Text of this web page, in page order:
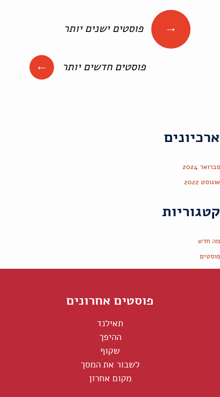
הפוסטים
→ פוסטים ישנים יותר
פוסטים חדשים יותר ←
ארכיונים
פברואר 2024
אוגוסט 2022
קטגוריות
מה חדש
פוסטים
פוסטים אחרונים
תאילנד
ההיפך
שקוף
לשבור את המסך
מקום אחרון